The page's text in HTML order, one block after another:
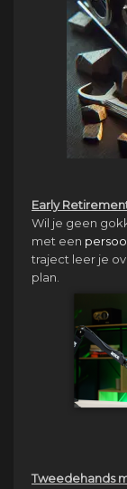
Early
Wil je geen
met een
traject leer je
plan.
Tweedehands